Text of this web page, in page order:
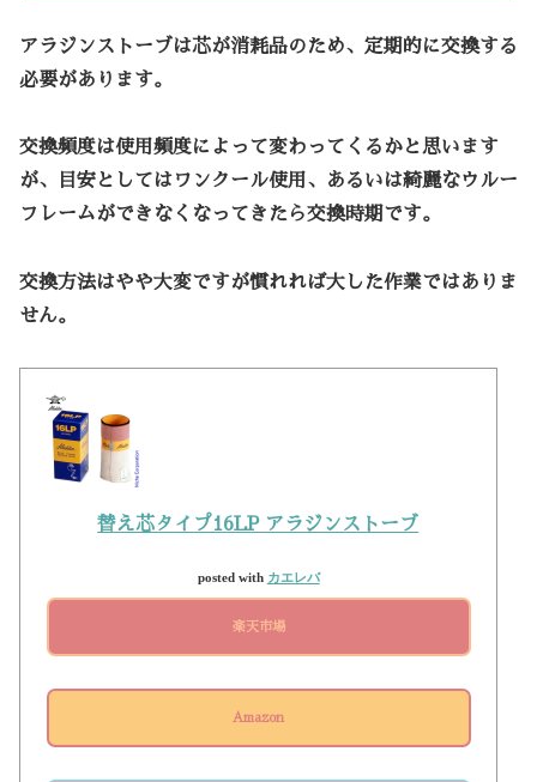
アラジンストーブは芯が消耗品のため、定期的に交換する
必要があります。
交換頻度は使用頻度によって変わってくるかと思います
が、目安としてはワンクール使用、あるいは綺麗なウルー
フレームができなくなってきたら交換時期です。
交換方法はやや大変ですが慣れれば大した作業ではありま
せん。
替え芯タイプ16LP アラジンストーブ
posted with カエレバ
楽天市場
Amazon